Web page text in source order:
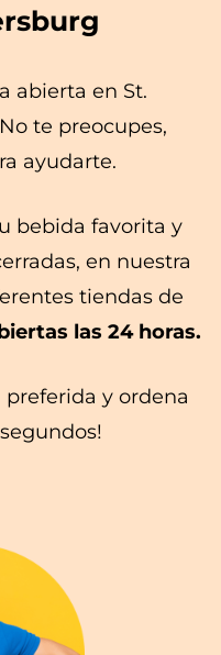
abierta en St.
te preocupes,
ayudarte.
bebida favorita y
en nuestra
tiendas de
las 24 horas.
preferida y ordena